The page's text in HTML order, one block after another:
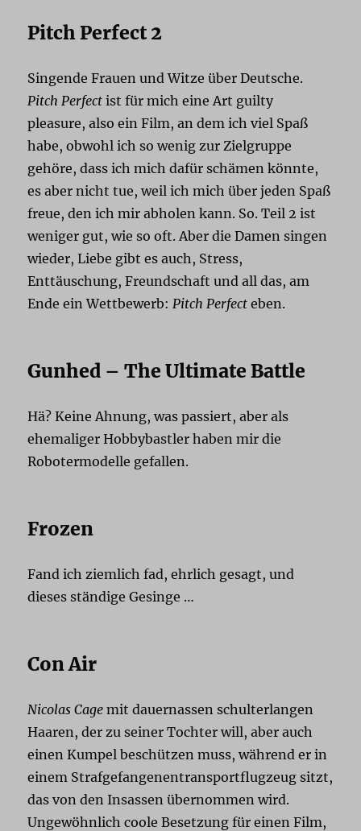
Pitch Perfect 2
Singende Frauen und Witze über Deutsche.
Pitch Perfect ist für mich eine Art guilty
pleasure, also ein Film, an dem ich viel Spaß
habe, obwohl ich so wenig zur Zielgruppe
gehöre, dass ich mich dafür schämen könnte,
es aber nicht tue, weil ich mich über jeden Spaß
freue, den ich mir abholen kann. So. Teil 2 ist
weniger gut, wie so oft. Aber die Damen singen
wieder, Liebe gibt es auch, Stress,
Enttäuschung, Freundschaft und all das, am
Ende ein Wettbewerb: Pitch Perfect eben.
Gunhed – The Ultimate Battle
Hä? Keine Ahnung, was passiert, aber als
ehemaliger Hobbybastler haben mir die
Robotermodelle gefallen.
Frozen
Fand ich ziemlich fad, ehrlich gesagt, und
dieses ständige Gesinge …
Con Air
Nicolas Cage mit dauernassen schulterlangen
Haaren, der zu seiner Tochter will, aber auch
einen Kumpel beschützen muss, während er in
einem Strafgefangenentransportflugzeug sitzt,
das von den Insassen übernommen wird.
Ungewöhnlich coole Besetzung für einen Film,